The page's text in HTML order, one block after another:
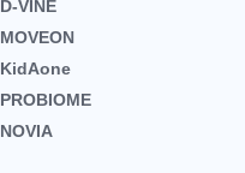
D-VINE
MOVEON
KidAone
PROBIOME
NOVIA